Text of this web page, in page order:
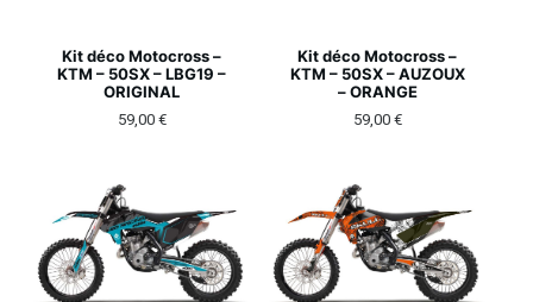
Kit déco Motocross –
KTM – 50SX – LBG19 –
ORIGINAL
59,00 €
Kit déco Motocross –
KTM – 50SX – AUZOUX
– ORANGE
59,00 €